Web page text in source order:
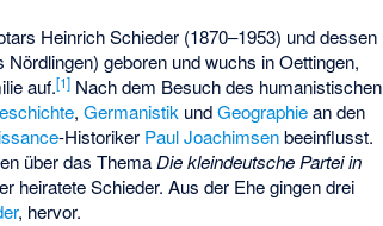
Heinrich Schieder (1870–1953) und dessen
geboren und wuchs in Oettingen,
auf.[1] Nach dem Besuch des humanistischen
,Germanistik undGeographiean den
-Historiker Paul Joachimsenbeeinflusst.
über das ThemaDie kleindeutsche Partei in
heiratete Schieder. Aus der Ehe gingen drei
, hervor.